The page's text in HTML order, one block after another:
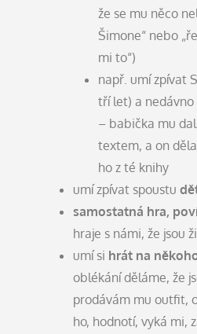
že se mu něco
Šimone“ nebo
mi to“)
např. umí zpívat
tří let) a
– babička mu
textem, a on
ho z té knihy
umí zpívat spoustu
samostatná hra,
hraje s námi, že jsou
umí si hrát na
oblékání děláme, že
prodávám mu outfit,
ho, hodnotí, vyká mi,